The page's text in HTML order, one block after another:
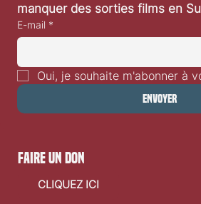
manquer des sorties films en
E-mail *
Oui, je souhaite m'abonner à
Envoyer
faire un don
CLIQUEZ ICI